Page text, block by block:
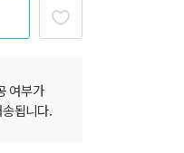
여부가
됩니다.